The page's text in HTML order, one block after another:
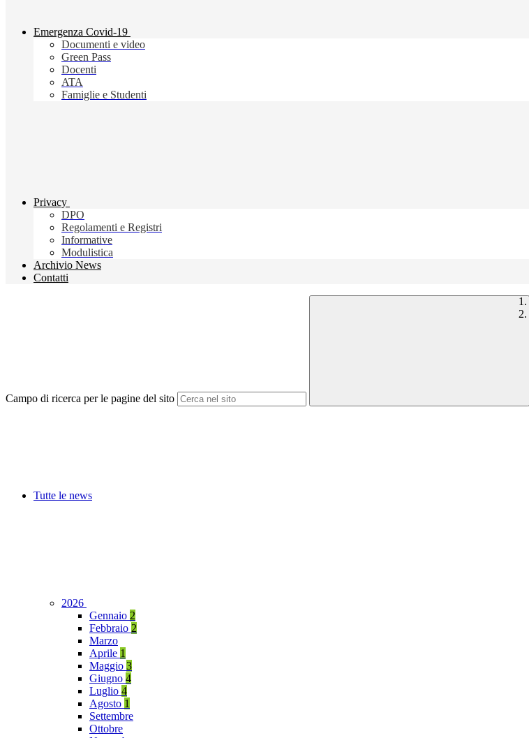
Emergenza Covid-19
Documenti e video
Green Pass
Docenti
ATA
Famiglie e Studenti
Privacy
DPO
Regolamenti e Registri
Informative
Modulistica
Archivio News
Contatti
Campo di ricerca per le pagine del sito
Tutte le news
2026
Gennaio 2
Febbraio 2
Marzo
Aprile 1
Maggio 3
Giugno 4
Luglio 4
Agosto 1
Settembre
Ottobre